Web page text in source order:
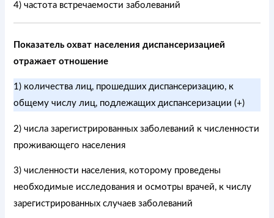
4) частота встречаемости заболеваний
Показатель охват населения диспансеризацией
отражает отношение
1) количества лиц, прошедших диспансеризацию, к
общему числу лиц, подлежащих диспансеризации (+)
2) числа зарегистрированных заболеваний к численности
проживающего населения
3) численности населения, которому проведены
необходимые исследования и осмотры врачей, к числу
зарегистрированных случаев заболеваний